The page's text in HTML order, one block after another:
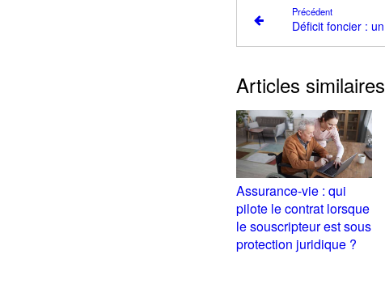
Précédent
Articles similaires
Assurance-vie : qui
pilote le contrat lorsque
le souscripteur est sous
protection juridique ?